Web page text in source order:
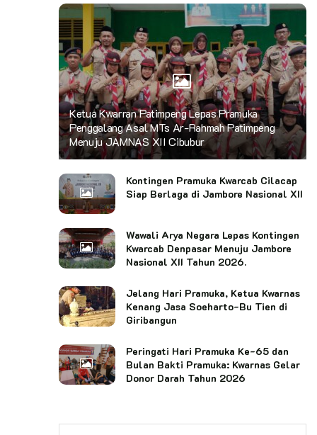
Ketua Kwarran Patimpeng Lepas Pramuka
Penggalang Asal MTs Ar-Rahmah Patimpeng
Menuju JAMNAS XII Cibubur
Kontingen Pramuka Kwarcab Cilacap
Siap Berlaga di Jambore Nasional XII
Wawali Arya Negara Lepas Kontingen
Kwarcab Denpasar Menuju Jambore
Nasional XII Tahun 2026.
Jelang Hari Pramuka, Ketua Kwarnas
Kenang Jasa Soeharto-Bu Tien di
Giribangun
Peringati Hari Pramuka Ke-65 dan
Bulan Bakti Pramuka: Kwarnas Gelar
Donor Darah Tahun 2026